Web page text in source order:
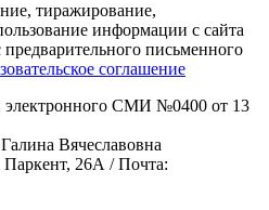
тиражирование,
информации с сайта
письменного
соглашение
электронного СМИ №0400 от 13
Вячеславовна
Паркент, 26А / Почта: